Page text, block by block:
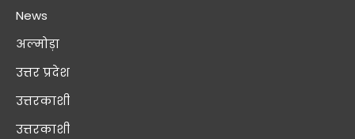
News
अल्मोड़ा
उत्तर प्रदेश
उत्तरकाशी
उत्तरकाशी